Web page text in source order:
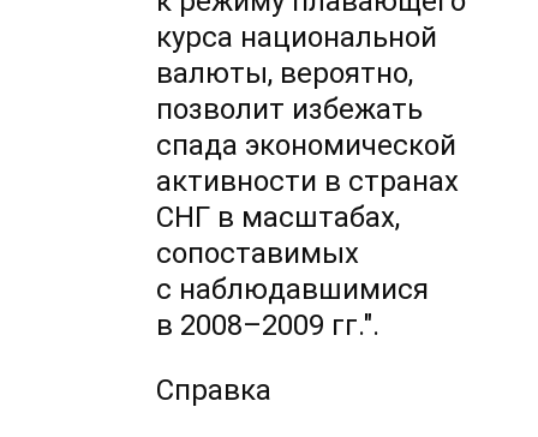
курса национальной
валюты, вероятно,
позволит избежать
спада экономической
активности в странах
СНГ в масштабах,
сопоставимых
с наблюдавшимися
в 2008–2009 гг.".
Справка